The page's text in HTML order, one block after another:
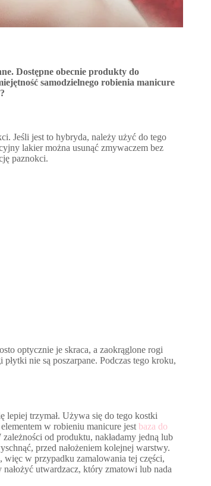
Dostępne obecnie produkty do
samodzielnego robienia manicure
Jeśli jest to hybryda, należy użyć do tego
lakier można usunąć zmywaczem bez
paznokci.
optycznie je skraca, a zaokrąglone rogi
nie są poszarpane. Podczas tego kroku,
lepiej trzymał. Używa się do tego kostki
w robieniu manicure jest baza do
od produktu, nakładamy jedną lub
przed nałożeniem kolejnej warstwy.
więc w przypadku zamalowania tej części,
utwardzacz, który zmatowi lub nada